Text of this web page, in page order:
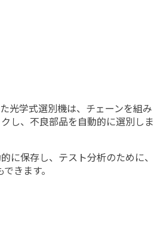
光学式選別機は、チェーンを組み
し、不良部品を自動的に選別しま
に保存し、テスト分析のために、
きます。